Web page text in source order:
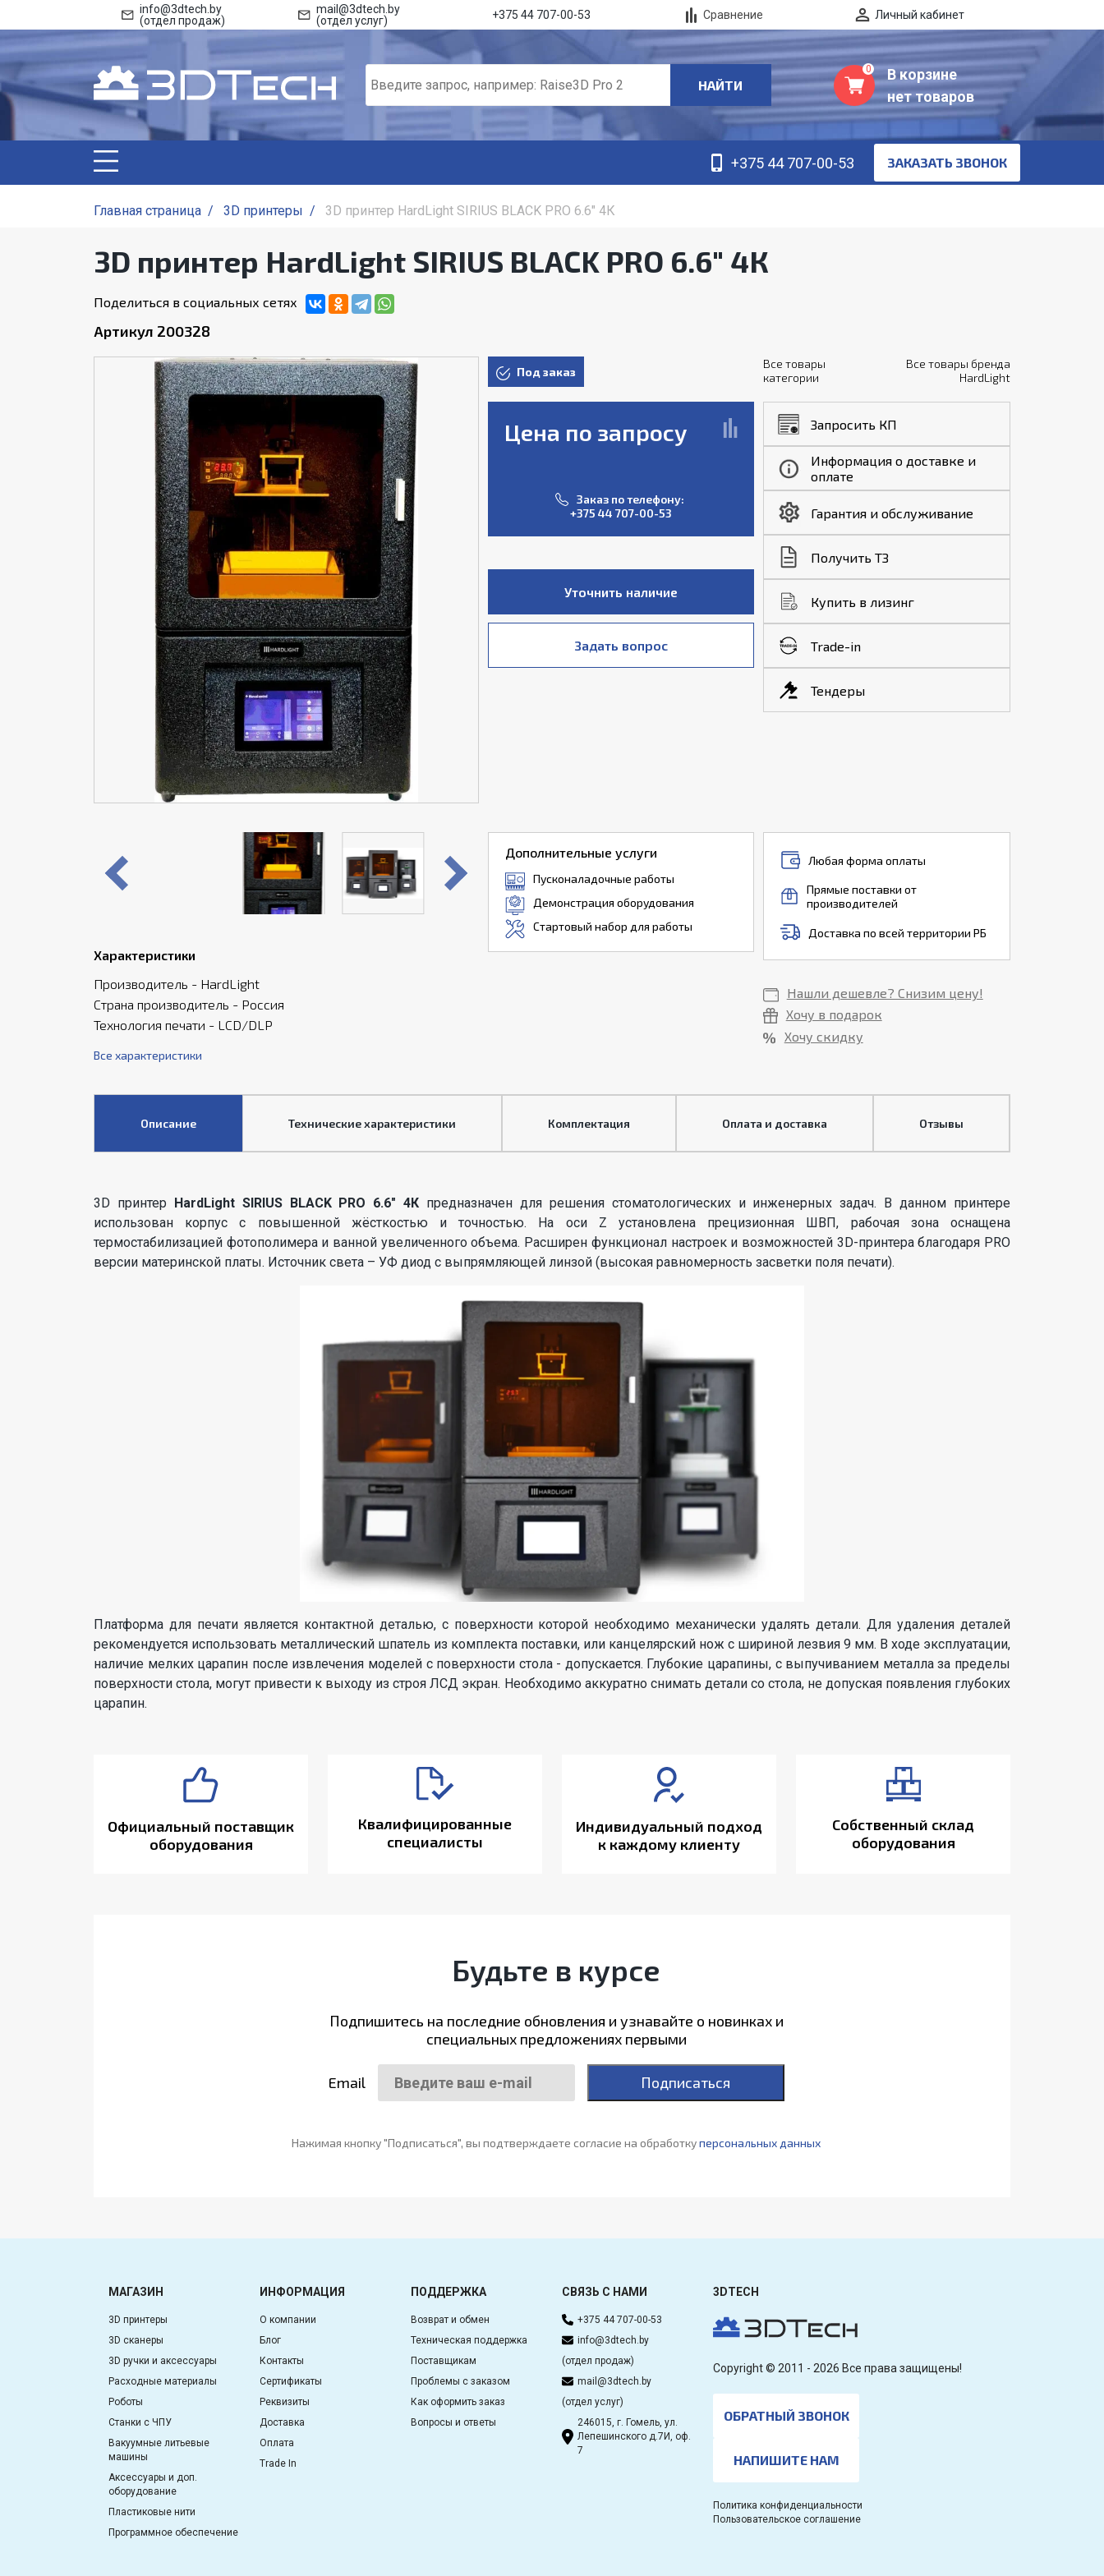
info@3dtech.by
(отдел продаж)
mail@3dtech.by
(отдел услуг)
+375 44 707-00-53 Сравнение Личный кабинет
НАЙТИ
0
В корзине
нет товаров
+375 44 707-00-53 ЗАКАЗАТЬ ЗВОНОК
Главная страница / 3D принтеры / 3D принтер HardLight SIRIUS BLACK PRO 6.6" 4К
3D принтер HardLight SIRIUS BLACK PRO 6.6" 4К
Поделиться в социальных сетях
Артикул 200328
Под заказ
Цена по запросу
Заказ по телефону:
+375 44 707-00-53
Уточнить наличие
Задать вопрос
Все товары
категории
Все товары бренда
HardLight
Запросить КП
Информация о доставке и
оплате
Гарантия и обслуживание
Получить ТЗ
Купить в лизинг
Trade-in
Тендеры
Характеристики
Производитель - HardLight
Страна производитель - Россия
Технология печати - LCD/DLP
Все характеристики
Дополнительные услуги
Пусконаладочные работы
Демонстрация оборудования
Стартовый набор для работы
Любая форма оплаты
Прямые поставки от
производителей
Доставка по всей территории РБ
Нашли дешевле? Снизим цену!
Хочу в подарок
Хочу скидку
Описание Технические характеристики Комплектация Оплата и доставка Отзывы
3D принтер HardLight SIRIUS BLACK PRO 6.6" 4К предназначен для решения стоматологических и инженерных задач. В данном принтере
использован корпус с повышенной жёсткостью и точностью. На оси Z установлена прецизионная ШВП, рабочая зона оснащена
термостабилизацией фотополимера и ванной увеличенного объема. Расширен функционал настроек и возможностей 3D-принтера благодаря PRO
версии материнской платы. Источник света – УФ диод с выпрямляющей линзой (высокая равномерность засветки поля печати).
Платформа для печати является контактной деталью, с поверхности которой необходимо механически удалять детали. Для удаления деталей
рекомендуется использовать металлический шпатель из комплекта поставки, или канцелярский нож с шириной лезвия 9 мм. В ходе эксплуатации,
наличие мелких царапин после извлечения моделей с поверхности стола - допускается. Глубокие царапины, с выпучиванием металла за пределы
поверхности стола, могут привести к выходу из строя ЛСД экран. Необходимо аккуратно снимать детали со стола, не допуская появления глубоких
царапин.
Официальный поставщик
оборудования
Квалифицированные
специалисты
Индивидуальный подход
к каждому клиенту
Собственный склад
оборудования
Будьте в курсе
Подпишитесь на последние обновления и узнавайте о новинках и
специальных предложениях первыми
Email Подписаться
Нажимая кнопку "Подписаться", вы подтверждаете согласие на обработкуперсональных данных
МАГАЗИН
3D принтеры
3D сканеры
3D ручки и аксессуары
Расходные материалы
Роботы
Станки с ЧПУ
Вакуумные литьевые
машины
Аксессуары и доп.
оборудование
Пластиковые нити
Программное обеспечение
ИНФОРМАЦИЯ
О компании
Блог
Контакты
Сертификаты
Реквизиты
Доставка
Оплата
Trade In
ПОДДЕРЖКА
Возврат и обмен
Техническая поддержка
Поставщикам
Проблемы с заказом
Как оформить заказ
Вопросы и ответы
СВЯЗЬ С НАМИ
+375 44 707-00-53
info@3dtech.by
(отдел продаж)
mail@3dtech.by
(отдел услуг)
246015, г. Гомель, ул.
Лепешинского д.7И, оф.
7
3DTECH
Copyright © 2011 - 2026 Все права защищены!
ОБРАТНЫЙ ЗВОНОК
НАПИШИТЕ НАМ
Политика конфиденциальности
Пользовательское соглашение